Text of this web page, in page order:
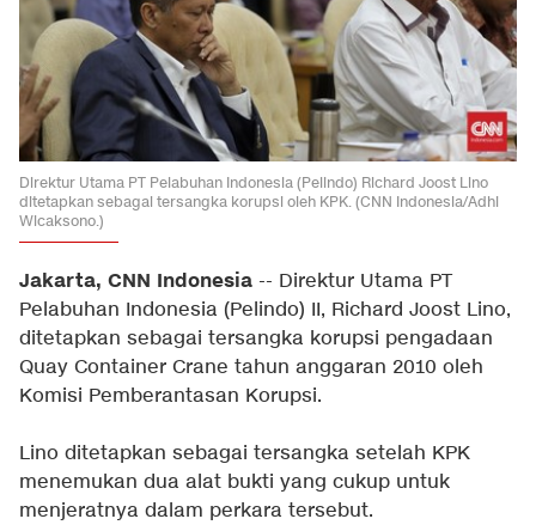
Direktur Utama PT Pelabuhan Indonesia (Pelindo) Richard Joost Lino
ditetapkan sebagai tersangka korupsi oleh KPK. (CNN Indonesia/Adhi
Wicaksono.)
Jakarta, CNN Indonesia -- Direktur Utama PT
Pelabuhan Indonesia (Pelindo) II, Richard Joost Lino,
ditetapkan sebagai tersangka korupsi pengadaan
Quay Container Crane tahun anggaran 2010 oleh
Komisi Pemberantasan Korupsi.
Lino ditetapkan sebagai tersangka setelah KPK
menemukan dua alat bukti yang cukup untuk
menjeratnya dalam perkara tersebut.